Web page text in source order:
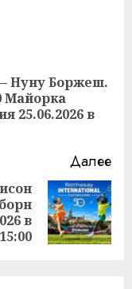
Нуну Боржеш.
Майорка
25.06.2026 в
Далее
в
15:00